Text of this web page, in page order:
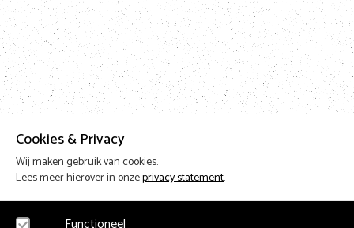
Cookies & Privacy
Wij maken gebruik van cookies.
Lees meer hierover in onzeprivacy statement.